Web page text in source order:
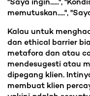
"Saya ingin......",
memutuskan.....",
Kalau untuk
dan ethical barrier
metafora dan atau
mendesugesti atau
dipegang klien.
membuat klien